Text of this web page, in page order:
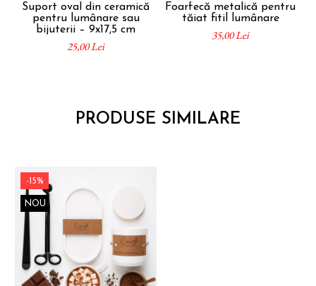
Suport oval din ceramică
pentru lumânare sau
bijuterii – 9x17,5 cm
25,00 Lei
Foarfecă metalică pentru
tăiat fitil lumânare
35,00 Lei
PRODUSE SIMILARE
-15%
NOU